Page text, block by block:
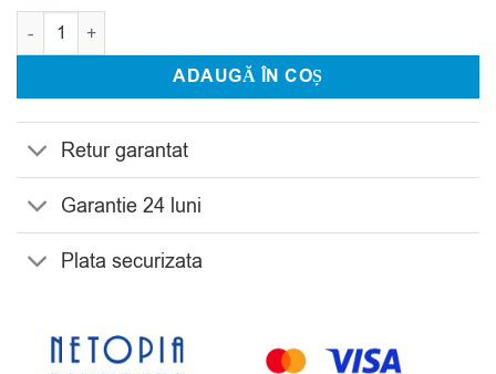
Cantitate Set 6 Pahare Apa Cristal Bohemia Timesquare 420 ml
ADAUGĂ ÎN COȘ
Retur garantat
Garantie 24 luni
Plata securizata